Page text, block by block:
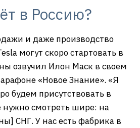
в Россию?
и даже производство
могут скоро стартовать в
озвучил Илон Маск в своем
«Новое Знание». «Я
будем присутствовать в
смотреть шире: на
СНГ. У нас есть фабрика в